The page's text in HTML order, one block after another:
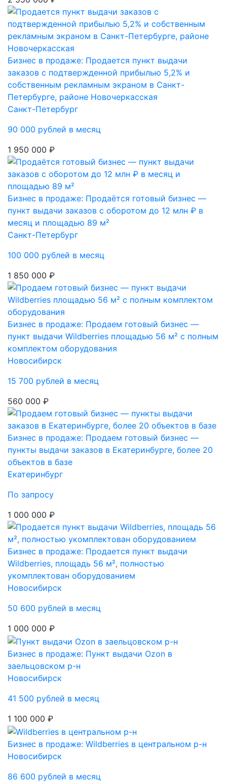
Бизнес в продаже: Продается пункт выдачи
заказов с подтвержденной прибылью 5,2% и
собственным рекламным экраном в Санкт-
Петербурге, районе Новочеркасская
Санкт-Петербург
90 000 рублей в месяц
1 950 000 ₽
Бизнес в продаже: Продаётся готовый бизнес —
пункт выдачи заказов с оборотом до 12 млн ₽ в
месяц и площадью 89 м²
Санкт-Петербург
100 000 рублей в месяц
1 850 000 ₽
Бизнес в продаже: Продаем готовый бизнес —
пункт выдачи Wildberries площадью 56 м² с полным
комплектом оборудования
Новосибирск
15 700 рублей в месяц
560 000 ₽
Бизнес в продаже: Продаем готовый бизнес —
пункты выдачи заказов в Екатеринбурге, более 20
объектов в базе
Екатеринбург
По запросу
1 000 000 ₽
Бизнес в продаже: Продается пункт выдачи
Wildberries, площадь 56 м², полностью
укомплектован оборудованием
Новосибирск
50 600 рублей в месяц
1 000 000 ₽
Бизнес в продаже: Пункт выдачи Ozon в
заельцовском р-н
Новосибирск
41 500 рублей в месяц
1 100 000 ₽
Бизнес в продаже: Wildberries в центральном р-н
Новосибирск
86 600 рублей в месяц